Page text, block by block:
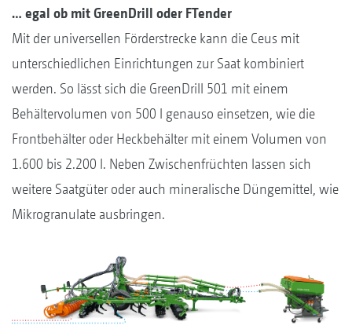
… egal ob mit GreenDrill oder FTender
Mit der universellen Förderstrecke kann die Ceus mit
unterschiedlichen Einrichtungen zur Saat kombiniert
werden. So lässt sich die GreenDrill 501 mit einem
Behältervolumen von 500 l genauso einsetzen, wie die
Frontbehälter oder Heckbehälter mit einem Volumen von
1.600 bis 2.200 l. Neben Zwischenfrüchten lassen sich
weitere Saatgüter oder auch mineralische Düngemittel, wie
Mikrogranulate ausbringen.